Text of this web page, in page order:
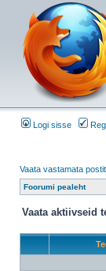
Logi sisse
Vaata vastamata
Foorumi pealeht
Vaata aktiivseid